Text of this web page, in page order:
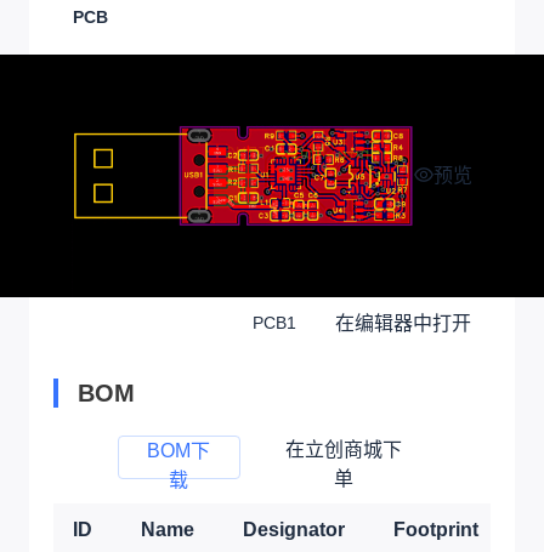
PCB
预览
PCB1 在编辑器中打开
BOM
BOM下
载
在立创商城下
单
ID Name Designator Footprint